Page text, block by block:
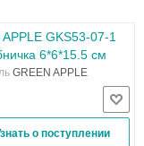
07-1
6*6*15.5 см
GREEN APPLE
о поступлении